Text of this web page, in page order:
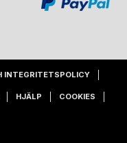
INTEGRITETSPOLICY
HJÄLP COOKIES